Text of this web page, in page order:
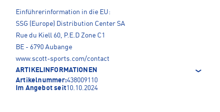
Einführerinformation in die EU:
SSG (Europe) Distribution Center SA
Rue du Kiell 60, P.E.D Zone C1
BE - 6790 Aubange
www.scott-sports.com/contact
ARTIKELINFORMATIONEN
Artikelnummer:438009110
Im Angebot seit10.10.2024